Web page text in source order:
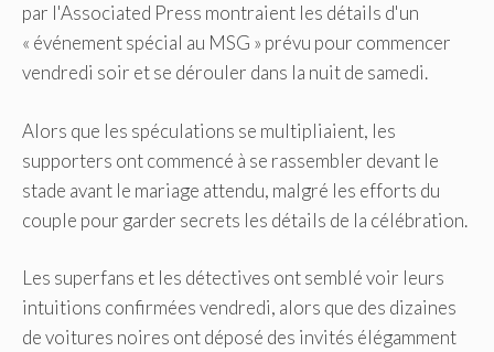
par l'Associated Press montraient les détails d'un
« événement spécial au MSG » prévu pour commencer
vendredi soir et se dérouler dans la nuit de samedi.
Alors que les spéculations se multipliaient, les
supporters ont commencé à se rassembler devant le
stade avant le mariage attendu, malgré les efforts du
couple pour garder secrets les détails de la célébration.
Les superfans et les détectives ont semblé voir leurs
intuitions confirmées vendredi, alors que des dizaines
de voitures noires ont déposé des invités élégamment